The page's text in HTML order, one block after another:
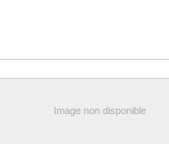
Image non disponible